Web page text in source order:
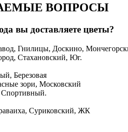
ВОПРОСЫ
вы доставляете цветы?
Гнилицы, Доскино,
Стахановский, Юг.
Березовая
зори, Московский
Спортивный.
Суриковский, ЖК